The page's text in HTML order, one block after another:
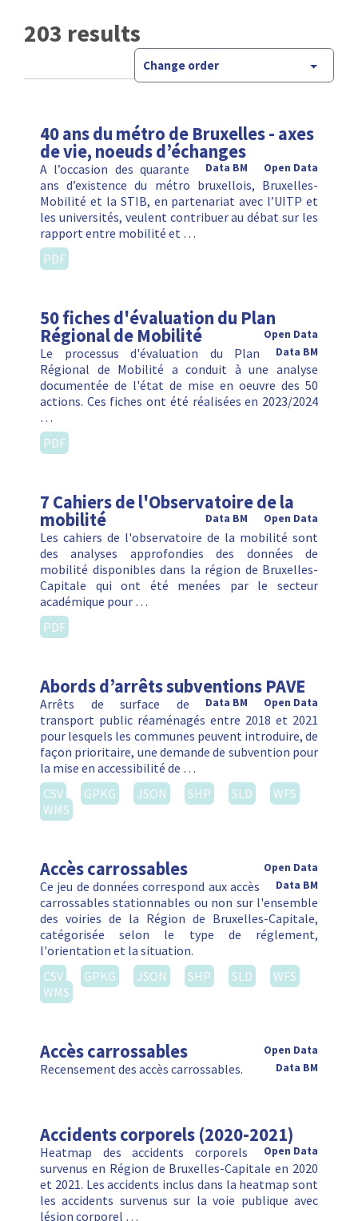
203 results
Change order
40 ans du métro de Bruxelles - axes
de vie, noeuds d’échanges
Open Data
Data BM
A l’occasion des quarante
ans d’existence du métro bruxellois, Bruxelles-
Mobilité et la STIB, en partenariat avec l’UITP et
les universités, veulent contribuer au débat sur les
rapport entre mobilité et …
PDF
50 fiches d'évaluation du Plan
Régional de Mobilité
Open Data
Data BM
Le processus d'évaluation du Plan
Régional de Mobilité a conduit à une analyse
documentée de l'état de mise en oeuvre des 50
actions. Ces fiches ont été réalisées en 2023/2024
…
PDF
7 Cahiers de l'Observatoire de la
mobilité Open Data
Data BM
Les cahiers de l'observatoire de la mobilité sont
des analyses approfondies des données de
mobilité disponibles dans la région de Bruxelles-
Capitale qui ont été menées par le secteur
académique pour …
PDF
Abords d’arrêts subventions PAVE
Open Data
Data BM
Arrêts de surface de
transport public réaménagés entre 2018 et 2021
pour lesquels les communes peuvent introduire, de
façon prioritaire, une demande de subvention pour
la mise en accessibilité de …
CSV
GPKG JSON SHP SLD
WFS
WMS
Accès carrossables
Open Data
Data BM
Ce jeu de données correspond aux accès
carrossables stationnables ou non sur l'ensemble
des voiries de la Région de Bruxelles-Capitale,
catégorisée selon le type de réglement,
l'orientation et la situation.
CSV
GPKG JSON SHP SLD
WFS
WMS
Accès carrossables
Open Data
Data BM
Recensement des accès carrossables.
Accidents corporels (2020-2021)
Open Data
Heatmap des accidents corporels
survenus en Région de Bruxelles-Capitale en 2020
et 2021. Les accidents inclus dans la heatmap sont
les accidents survenus sur la voie publique avec
lésion corporel …